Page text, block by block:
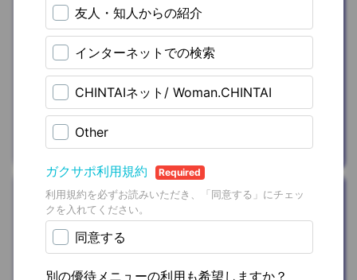
カラオケ(グル
ープ室
料)10％OFFクー
ポンをプレゼン
ト
カラオケルーム歌広場
おうち時間
nishikawa（西
川）寝具をご優